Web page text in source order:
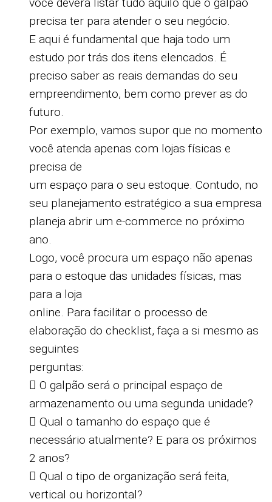
precisa ter para atender o seu negócio.
E aqui é fundamental que haja todo um
estudo por trás dos itens elencados. É
preciso saber as reais demandas do seu
empreendimento, bem como prever as do
futuro.
Por exemplo, vamos supor que no momento
você atenda apenas com lojas físicas e
precisa de
um espaço para o seu estoque. Contudo, no
seu planejamento estratégico a sua empresa
planeja abrir um e-commerce no próximo
ano.
Logo, você procura um espaço não apenas
para o estoque das unidades físicas, mas
para a loja
online. Para facilitar o processo de
elaboração do checklist, faça a si mesmo as
seguintes
perguntas:
 O galpão será o principal espaço de
armazenamento ou uma segunda unidade?
 Qual o tamanho do espaço que é
necessário atualmente? E para os próximos
2 anos?
 Qual o tipo de organização será feita,
vertical ou horizontal?